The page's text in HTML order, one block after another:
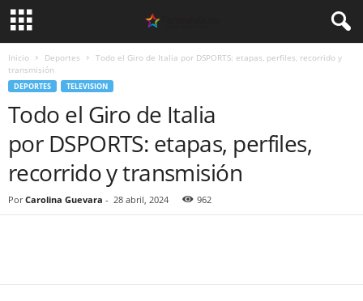
Inicio Deportes
Todo el Giro de Italia por DSPORTS: etapas, perfiles, recorrido y
transmisión
DEPORTES TELEVISION
Todo el Giro de Italia
por DSPORTS: etapas, perfiles,
recorrido y transmisión
Por Carolina Guevara - 28 abril, 2024 962